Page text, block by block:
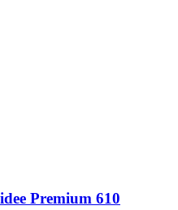
Premium 610